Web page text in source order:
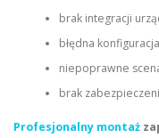
brak integracji
błędna
niepoprawne
brak
Profesjonalny montaż